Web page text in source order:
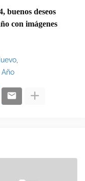
buenos deseos
con imágenes